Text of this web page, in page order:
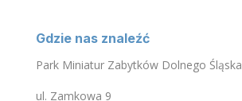
Gdzie nas znaleźć
Park Miniatur Zabytków Dolnego Śląska
ul. Zamkowa 9